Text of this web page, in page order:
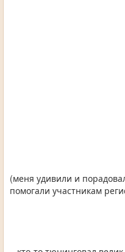
(меня удивили и
помогали участникам